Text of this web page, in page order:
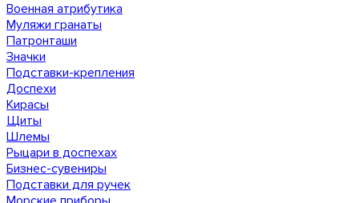
Военная атрибутика
Муляжи гранаты
Патронташи
Значки
Подставки-крепления
Доспехи
Кирасы
Щиты
Шлемы
Рыцари в доспехах
Бизнес-сувениры
Подставки для ручек